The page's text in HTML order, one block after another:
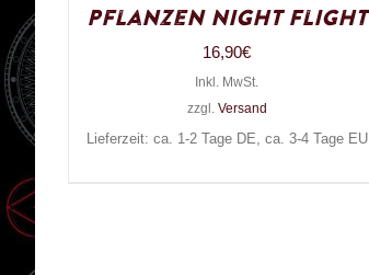
Pflanzen Night Flight
16,90€
Inkl. MwSt.
zzgl. Versand
Lieferzeit: ca. 1-2 Tage DE, ca. 3-4 Tage EU